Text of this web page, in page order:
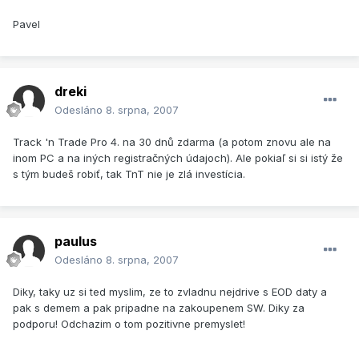
Pavel
dreki
Odesláno 8. srpna, 2007
Track 'n Trade Pro 4. na 30 dnů zdarma (a potom znovu ale na
inom PC a na iných registračných údajoch). Ale pokiaľ si si istý že
s tým budeš robiť, tak TnT nie je zlá investícia.
paulus
Odesláno 8. srpna, 2007
Diky, taky uz si ted myslim, ze to zvladnu nejdrive s EOD daty a
pak s demem a pak pripadne na zakoupenem SW. Diky za
podporu! Odchazim o tom pozitivne premyslet!